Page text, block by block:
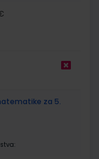
za 5.